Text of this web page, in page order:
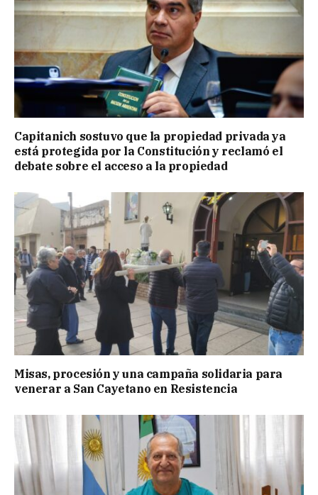
Capitanich sostuvo que la propiedad privada ya
está protegida por la Constitución y reclamó el
debate sobre el acceso a la propiedad
Misas, procesión y una campaña solidaria para
venerar a San Cayetano en Resistencia